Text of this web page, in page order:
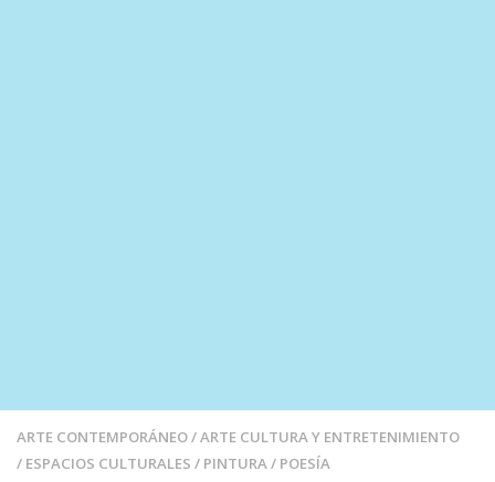
ARTE CONTEMPORÁNEO/ARTE CULTURA Y ENTRETENIMIENTO
/ ESPACIOS CULTURALES / PINTURA/ POESÍA